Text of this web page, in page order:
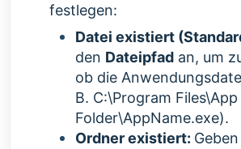
festlegen:
Datei existiert
den Dateipfad an, um
ob die
B. C:\Program Files\App
Folder\AppName.exe).
Ordner existiert: